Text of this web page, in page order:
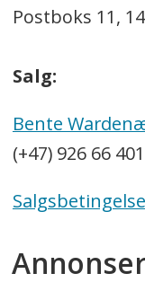
Postboks 11,
Salg:
Bente
(+47) 926 66 401